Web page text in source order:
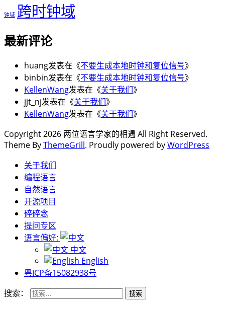
钟域 跨时钟域
最新评论
huang发表在《不要生成本地时钟和复位信号》
binbin发表在《不要生成本地时钟和复位信号》
KellenWang发表在《关于我们》
jjt_nj发表在《关于我们》
KellenWang发表在《关于我们》
Copyright 2026 两位语言学家的相遇 All Right Reserved.
Theme ByThemeGrill. Proudly powered byWordPress
关于我们
编程语言
自然语言
开源项目
碎碎念
提问专区
语言偏好:
中文
English
粤ICP备15082938号
搜索：